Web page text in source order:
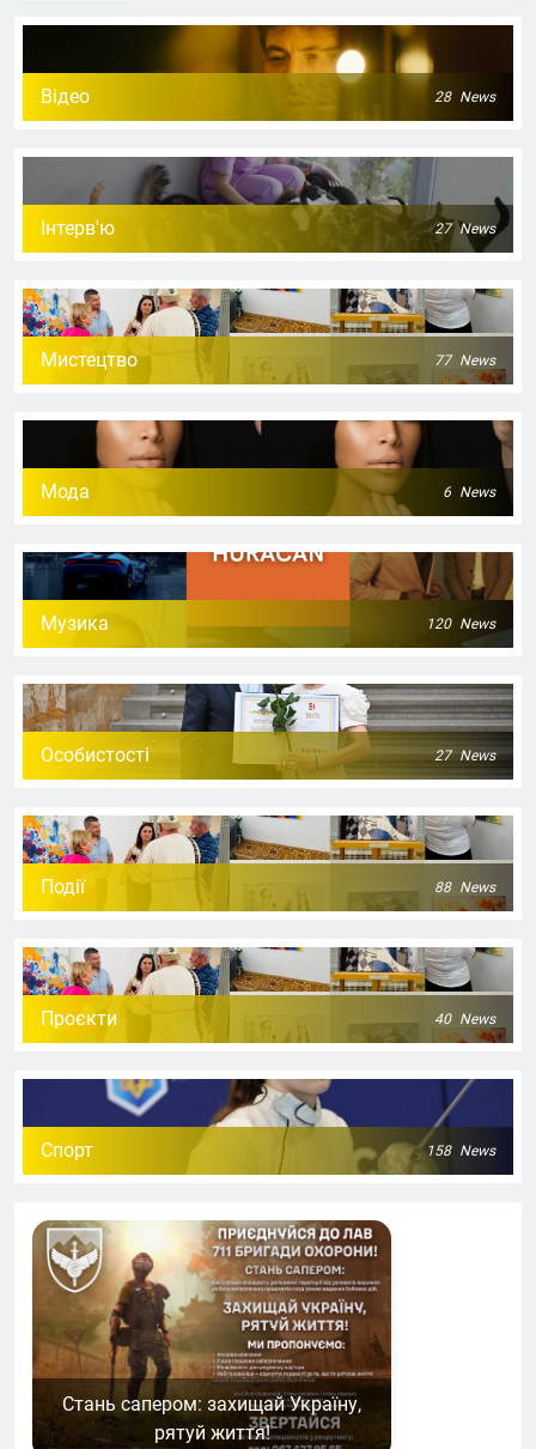
Відео 28 News
Інтерв'ю 27 News
Мистецтво 77 News
Мода 6 News
Музика 120 News
Особистості 27 News
Події 88 News
Проєкти 40 News
Спорт 158 News
Стань сапером: захищай Україну,
рятуй життя!